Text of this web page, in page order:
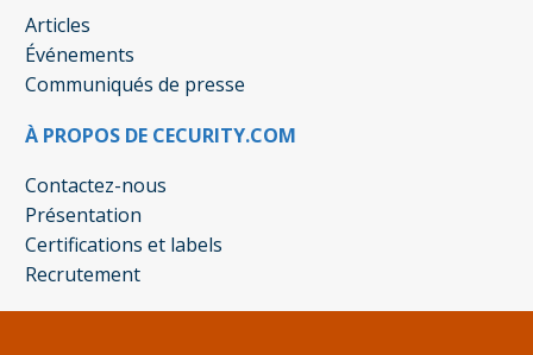
Articles
Événements
Communiqués de presse
À PROPOS DE CECURITY.COM
Contactez-nous
Présentation
Certifications et labels
Recrutement